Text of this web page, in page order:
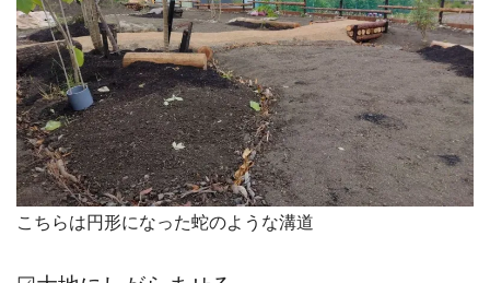
こちらは円形になった蛇のような溝道